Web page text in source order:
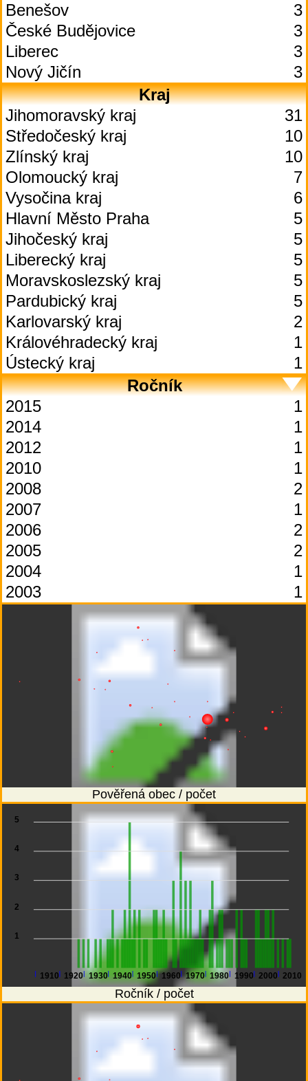
Benešov
3
České Budějovice
3
Liberec
3
Nový Jičín
3
Kraj
Jihomoravský kraj
31
Středočeský kraj
10
Zlínský kraj
10
Olomoucký kraj
7
Vysočina kraj
6
Hlavní Město Praha
5
Jihočeský kraj
5
Liberecký kraj
5
Moravskoslezský kraj
5
Pardubický kraj
5
Karlovarský kraj
2
Královéhradecký kraj
1
Ústecký kraj
1
Ročník
2015
1
2014
1
2012
1
2010
1
2008
2
2007
1
2006
2
2005
2
2004
1
2003
1
Pověřená obec / počet
1910 1920 1930 1940 1950 1960 1970 1980 1990 2000 2010
1
2
3
4
5
Ročník / počet